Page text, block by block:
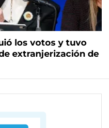
los votos y tuvo
extranjerización de